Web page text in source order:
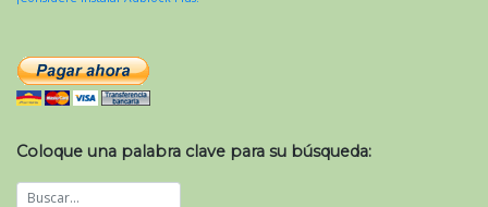
Coloque una palabra clave para su búsqueda: